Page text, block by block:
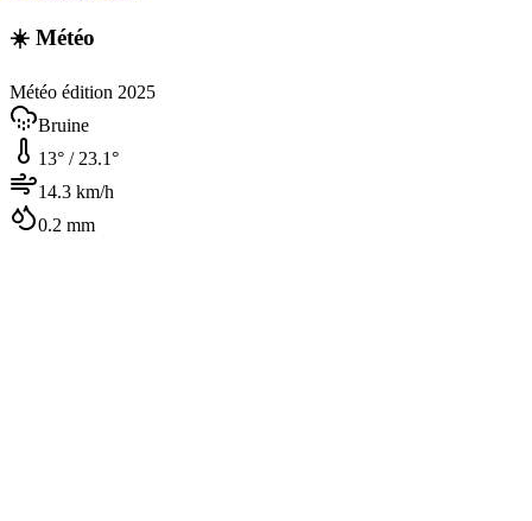
☀️ Météo
Météo édition 2025
Bruine
13° / 23.1°
14.3 km/h
0.2 mm